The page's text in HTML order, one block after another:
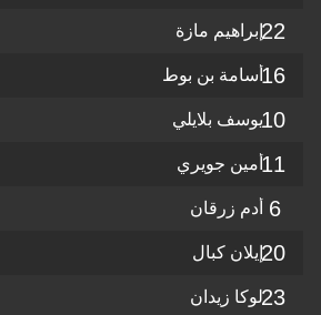
22إبراهيم مازة
16أسامة بن بوط
10يوسف بلايلي
11أمين جويري
6 أدم زرقان
20إيلان كبال
23لوكا زيدان